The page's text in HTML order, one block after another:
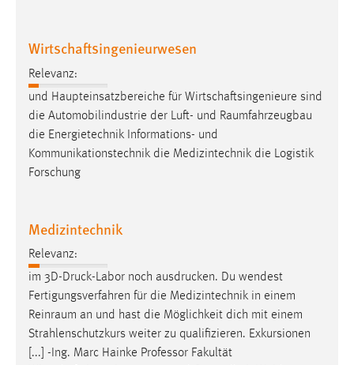
Wirtschaftsingenieurwesen
Relevanz:
und Haupteinsatzbereiche für Wirtschaftsingenieure sind
die Automobilindustrie der Luft- und Raumfahrzeugbau
die Energietechnik Informations- und
Kommunikationstechnik die Medizintechnik die Logistik
Forschung
Medizintechnik
Relevanz:
im 3D-Druck-Labor noch ausdrucken. Du wendest
Fertigungsverfahren für die Medizintechnik in einem
Reinraum an und hast die Möglichkeit dich mit einem
Strahlenschutzkurs weiter zu qualifizieren. Exkursionen
[...] -Ing. Marc Hainke Professor Fakultät